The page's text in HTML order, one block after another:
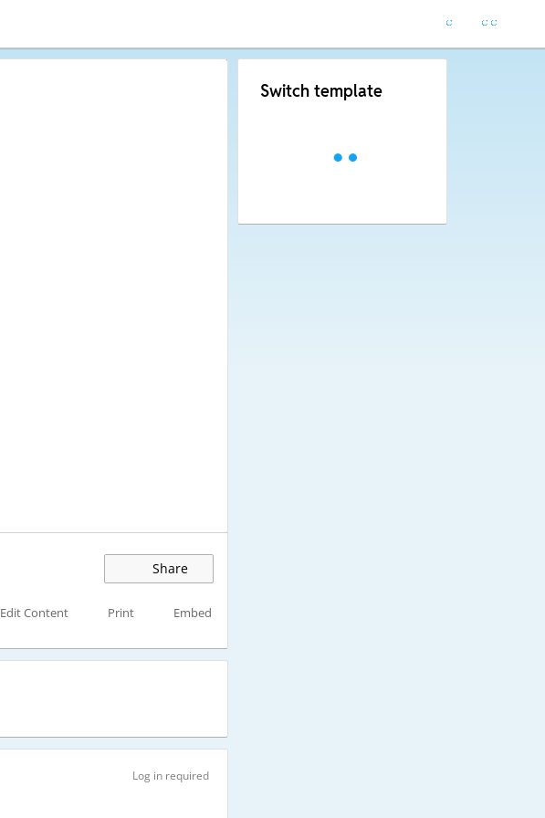
Share
Edit Content Print Embed
Log in required
Switch template